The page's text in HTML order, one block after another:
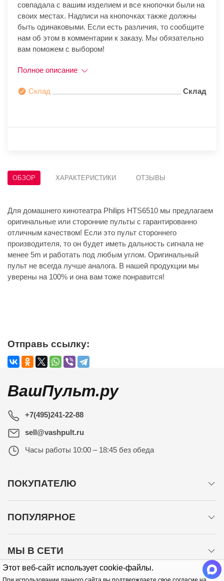
Этот веб-сайт использует cookie-файлы.
совпадала с вашим изделием и все кнопочки были на
своих местах. Надписи на кнопочках также должны
быть одинаковыми. Если есть различия, то сообщите
нам об этом в комментарии к заказу. Мы обязательно
вам поможем с выбором!
Полное описание
Склад Склад
ОБЗОР ХАРАКТЕРИСТИКИ ОТЗЫВЫ
Для домашнего кинотеатра Philips HTS6510 мы предлагаем
оригинальные или сторонние пульты с гарантированно
отличным качеством! Если это пульт стороннего
производителя, то он будет иметь дальность сигнала не
менее 5m и работать под любым углом. Оригинальный
пульт не всегда лучше аналога. В нашей продукции мы
уверены на 100% и она вам тоже понравится!
Отправь ссылку:
ВашПульт.ру
+7(495)241-22-88
sell@vashpult.ru
Часы работы 10:00 – 18:45 без обеда
ПОКУПАТЕЛЮ
ПОПУЛЯРНОЕ
МЫ В СЕТИ